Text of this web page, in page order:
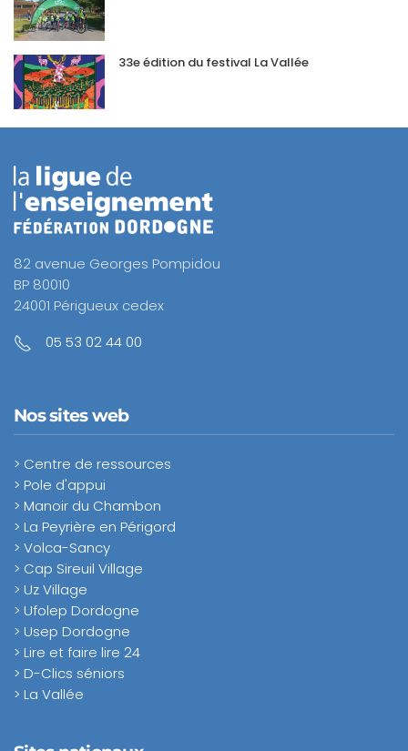
33e édition du festival La Vallée
82 avenue Georges Pompidou
BP 80010
24001 Périgueux cedex
05 53 02 44 00
Nos sites web
> Centre de ressources
> Pole d'appui
> Manoir du Chambon
> La Peyrière en Périgord
> Volca-Sancy
> Cap Sireuil Village
> Uz Village
> Ufolep Dordogne
> Usep Dordogne
> Lire et faire lire 24
> D-Clics séniors
> La Vallée